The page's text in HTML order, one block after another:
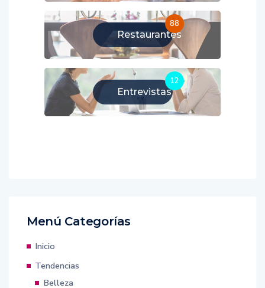
Restaurantes
88
Entrevistas
12
Menú Categorías
Inicio
Tendencias
Belleza